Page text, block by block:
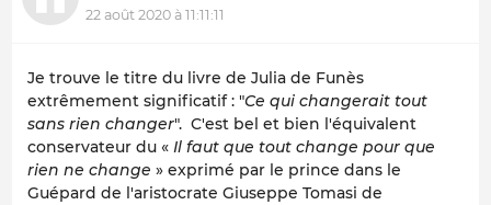
22 août 2020 à 11:11:11
Je trouve le titre du livre de Julia de Funès
extrêmement significatif : "Ce qui changerait tout
sans rien changer". C'est bel et bien l'équivalent
conservateur du « Il faut que tout change pour que
rien ne change » exprimé par le prince dans le
Guépard de l'aristocrate Giuseppe Tomasi de